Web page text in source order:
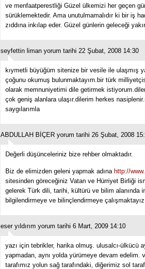
ve menfaatperestliği Güzel ülkemizi her geçen
sürüklemektedir. Ama unutulmamalıdır ki bir iş
zıddına inkılap eder. Güzel günlerin geleceği
seyfettin liman yorum tarihi 22 Şubat, 2008 14:30
kıymetli büyüğüm sitenize bir vesile ile ulaşmış
çoğunu okumuş bulunmaktayım.bir türk
olarak memnuniyetimi dile getirmek
çok geniş alanlara ulaşır.dilerim herkes
saygılarımla
ABDULLAH BİÇER yorum tarihi 26 Şubat, 2008
Değerli düşünceleriniz bize rehber olmaktadır.
Biz de elimizden geleni yapmak adına http://
sitesinden göreceğiniz Vatan ve Hürriyet Birliği
gelerek Türk dili, tarihi, kültürü ve bilim alanında
bilgilendirmeye ve bilinçlendirmeye
eser yıldırım yorum tarihi 6 Mart, 2009 14:10
yazı için tebrikler, harika olmuş. ulusalcı-ülkücü
yapmadan, aynı yolda yürümeye devam edelim.
tarafımız yolun sağ tarafındaki, diğerimiz sol